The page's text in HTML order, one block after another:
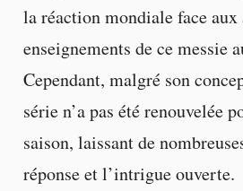
la réaction mondiale face
enseignements de ce messie
Cependant, malgré son
série n’a pas été renouvelée
saison, laissant de
réponse et l’intrigue ouverte.